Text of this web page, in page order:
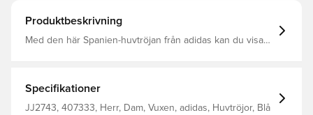
Produktbeskrivning
Med den här Spanien-huvtröjan från adidas kan du visa
landslagsemblem sticker ut på färger lånade från
bortatröjan och visar upp din fotbollspassion.Denna
hoodie är gjord med UNITEFIT – ett system som
Specifikationer
JJ2743, 407333, Herr, Dam, Vuxen, adidas, Huvtröjor, Blå